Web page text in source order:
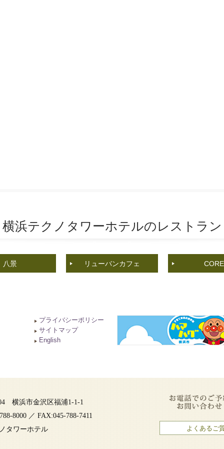
横浜テクノタワーホテルのレストラン
八景 リューバンカフェ CORE
プライバシーポリシー
サイトマップ
English
横浜市金沢区福浦1-1-1
8000 ／ FAX:045-788-7411
タワーホテル
よくあるご